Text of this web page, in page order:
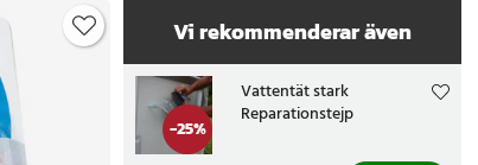
Vi rekommenderar även
-25%
Vattentät stark
Reparationstejp